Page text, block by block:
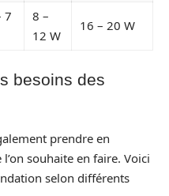
7
8 –
12 W
16 – 20 W
besoins des
prendre en
souhaite en faire. Voici
selon différents